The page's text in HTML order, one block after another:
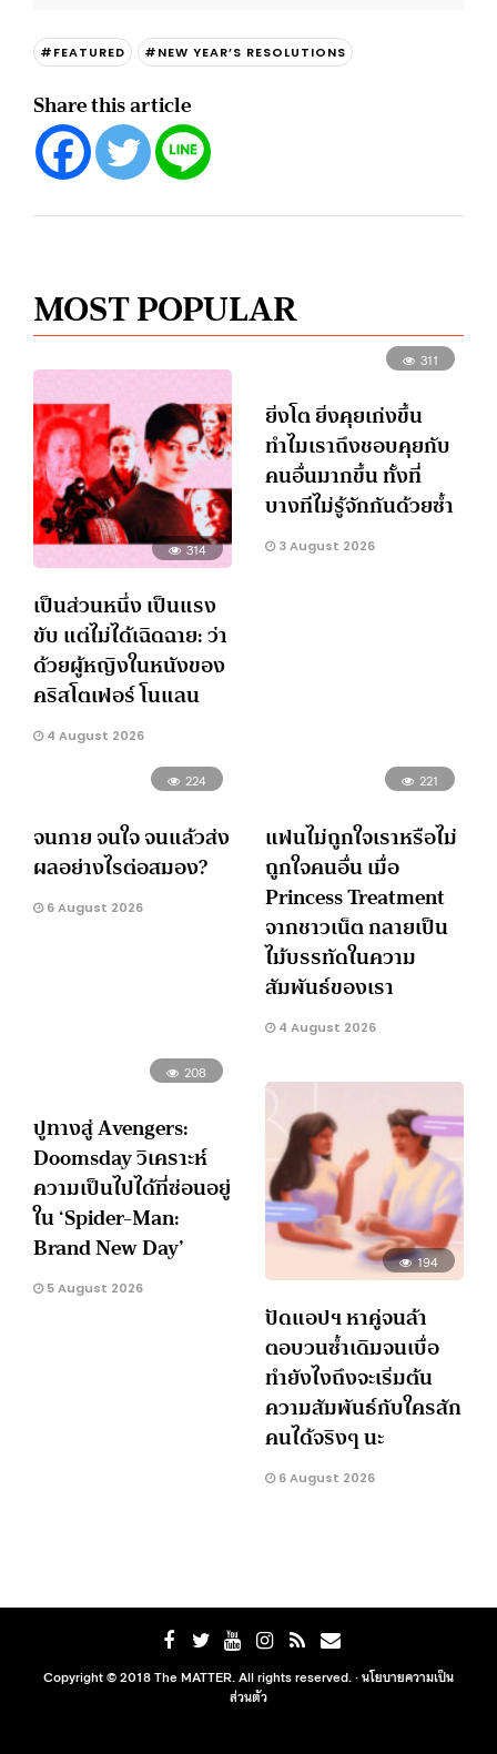
#FEATURED #NEW YEAR’S RESOLUTIONS
Share this article
MOST POPULAR
314
เป็นส่วนหนึ่ง เป็นแรง
ขับ แต่ไม่ได้เฉิดฉาย: ว่า
ด้วยผู้หญิงในหนังของ
คริสโตเฟอร์ โนแลน
4 August 2026
311
ยิ่งโต ยิ่งคุยเก่งขึ้น
ทำไมเราถึงชอบคุยกับ
คนอื่นมากขึ้น ทั้งที่
บางทีไม่รู้จักกันด้วยซ้ำ
3 August 2026
224
จนกาย จนใจ จนแล้วส่ง
ผลอย่างไรต่อสมอง?
6 August 2026
221
แฟนไม่ถูกใจเราหรือไม่
ถูกใจคนอื่น เมื่อ
Princess Treatment
จากชาวเน็ต กลายเป็น
ไม้บรรทัดในความ
สัมพันธ์ของเรา
4 August 2026
208
ปูทางสู่ Avengers:
Doomsday วิเคราะห์
ความเป็นไปได้ที่ซ่อนอยู่
ใน ‘Spider-Man:
Brand New Day’
5 August 2026
194
ปัดแอปฯ หาคู่จนล้า
ตอบวนซ้ำเดิมจนเบื่อ
ทำยังไงถึงจะเริ่มต้น
ความสัมพันธ์กับใครสัก
คนได้จริงๆ นะ
6 August 2026
Copyright © 2018 The MATTER. All rights reserved. ·นโยบายความเป็น
ส่วนตัว